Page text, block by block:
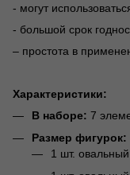
- могут
- большой срок
– простота в
Характеристики:
В наборе: 7
Размер фигурок:
1 шт.